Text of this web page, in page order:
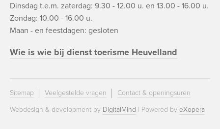
Dinsdag t.e.m. zaterdag: 9.30 - 12.00 u. en 13.00 - 16.00 u.
Zondag: 10.00 - 16.00 u.
Maan - en feestdagen: gesloten
Wie is wie bij dienst toerisme Heuvelland
Sitemap Veelgestelde vragen
Contact & openingsuren
Webdesign & development by DigitalMind | Powered by eXopera